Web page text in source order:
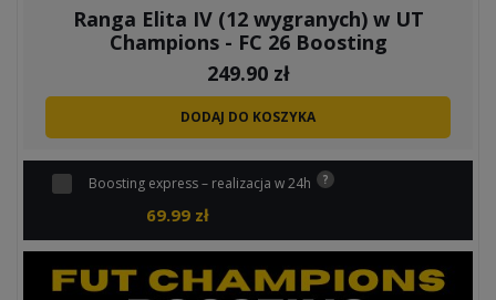
Ranga Elita IV (12 wygranych) w UT
Champions - FC 26 Boosting
249.90zł
DODAJ DO KOSZYKA
Boosting express – realizacja w 24h
69.99 zł